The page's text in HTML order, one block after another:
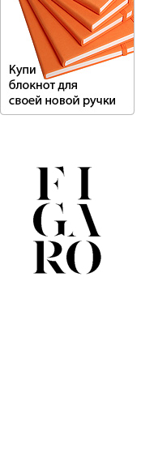
Edding 1340